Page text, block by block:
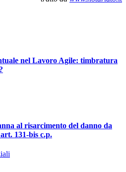
nel Lavoro Agile: timbratura
al risarcimento del danno da
131-bis c.p.